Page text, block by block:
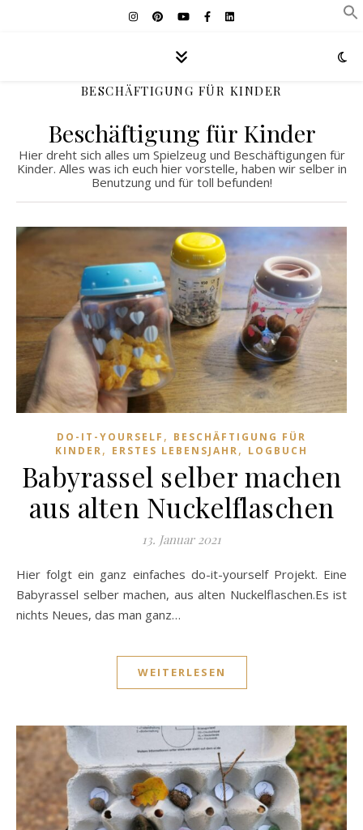
BESCHÄFTIGUNG FÜR KINDER
Beschäftigung für Kinder
Hier dreht sich alles um Spielzeug und Beschäftigungen für
Kinder. Alles was ich euch hier vorstelle, haben wir selber in
Benutzung und für toll befunden!
DO-IT-YOURSELF , BESCHÄFTIGUNG FÜR
KINDER, ERSTES LEBENSJAHR, LOGBUCH
Babyrassel selber machen
aus alten Nuckelflaschen
13. Januar 2021
Hier folgt ein ganz einfaches do-it-yourself Projekt. Eine
Babyrassel selber machen, aus alten Nuckelflaschen.Es ist
nichts Neues, das man ganz…
WEITERLESEN